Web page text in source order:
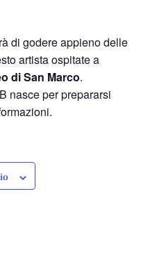
di godere appieno delle
artista ospitate a
di San Marco.
nasce per prepararsi